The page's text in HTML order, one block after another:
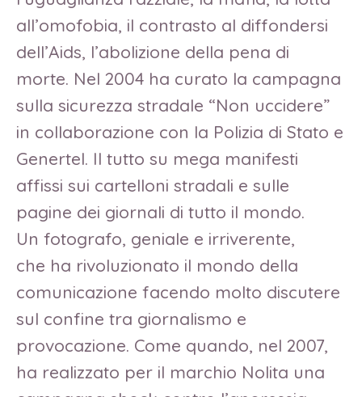
all’omofobia, il contrasto al diffondersi
dell’Aids, l’abolizione della pena di
morte. Nel 2004 ha curato la campagna
sulla sicurezza stradale “Non uccidere”
in collaborazione con la Polizia di Stato e
Genertel. Il tutto su mega manifesti
affissi sui cartelloni stradali e sulle
pagine dei giornali di tutto il mondo.
Un fotografo, geniale e irriverente,
che ha rivoluzionato il mondo della
comunicazione facendo molto discutere
sul confine tra giornalismo e
provocazione. Come quando, nel 2007,
ha realizzato per il marchio Nolita una